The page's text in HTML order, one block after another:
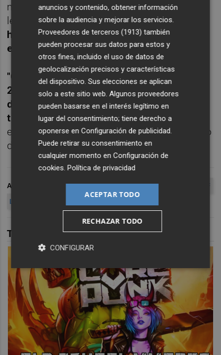
manifestó en un acto convocado bajo el
lema
'Disfrutemos del presente caminando
hacia el futuro'y que se celebróen el
estadio Enrique Roca.
"Cuando finalice el ejercicio económico
2025/2026 el Murcia habrá llegado al punto
de equilibrio. Será nuestra primera
temporada sin pérdidas", declaró también el
empresario cordobés, accionista mayoritario
del club desde 2023.
ARCHIVADO EN FÚTBOL REAL MURCIA CF
PRIMERA RFEF
LEON
TAMBIÉN TE PUEDE INTERESAR
anuncios y contenido, obtener información
sobre la audiencia y mejorar los servicios.
Proveedores de terceros (1913) también
pueden procesar sus datos para estos y
otros fines, incluido el uso de datos de
geolocalización precisos y características
del dispositivo. Sus elecciones se aplican
solo a este sitio web. Algunos proveedores
pueden basarse en el interés legítimo en
lugar del consentimiento; tiene derecho a
oponerse enConfiguración de publicidad.
Puede retirar su consentimiento en
cualquier momento enConfiguración de
cookies.Política de privacidad
ACEPTAR TODO
RECHAZAR TODO
CONFIGURAR